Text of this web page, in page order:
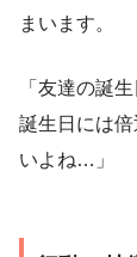
まいます。
「友達の誕
誕生日には
いよね…」